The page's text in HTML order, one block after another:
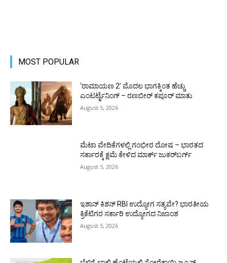
MOST POPULAR
‘ರಾಮಾಯಣ 2’ ಮೊದಲ ಭಾಗಕ್ಕಿಂತ ಹೆಚ್ಚು
ಎಂಟರ್ಟೈನಿಂಗ್ – ರಣಬೀರ್ ಕಪೂರ್ ಮಾತು
August 5, 2026
ಮೆಟಾ ವೇದಿಕೆಗಳಲ್ಲಿ ಗಂಭೀರ ದೋಷ – ಭಾರತದ
ಸರ್ಕಾರಕ್ಕೆ ಕ್ಷಮೆ ಕೇಳಿದ ಮಾರ್ಕ್ ಜುಕರ್‌ಬರ್ಗ್
August 5, 2026
ಇಶಾನ್ ಕಿಶನ್ RBI ಉದ್ಯೋಗ ಸತ್ಯವೇ? ಭಾರತೀಯ
ಕ್ರಿಕೆಟಿಗರ ಸರ್ಕಾರಿ ಉದ್ಯೋಗದ ನಿಜಾಂಶ
August 5, 2026